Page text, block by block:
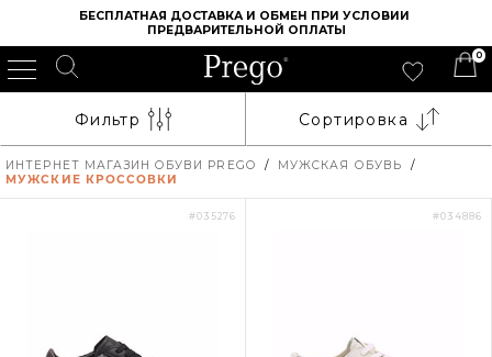
БЕСПЛАТНАЯ ДОСТАВКА И ОБМЕН ПРИ УСЛОВИИ
ПРЕДВАРИТЕЛЬНОЙ ОПЛАТЫ
0
Фильтр Сортировка
ИНТЕРНЕТ МАГАЗИН ОБУВИ PREGO / МУЖСКАЯ ОБУВЬ
/
МУЖСКИЕ КРОССОВКИ
#035276 #034886